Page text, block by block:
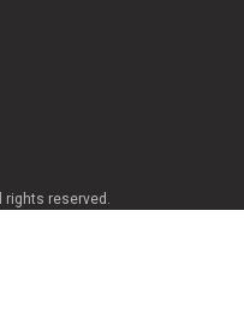
rights reserved.